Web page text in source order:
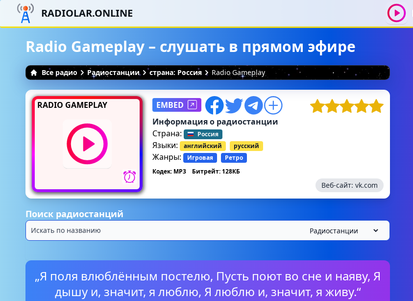
RADIOLAR.ONLINE
Radio Gameplay – слушать в прямом эфире
Все радио Радиостанции страна: Россия Radio Gameplay
RADIO GAMEPLAY
EMBED
Информация о радиостанции
Страна:
Россия
Языки: английский русский
Жанры: Игровая
Ретро
Кодек: MP3
Битрейт: 128КБ
Веб-сайт: vk.com
Поиск радиостанций
„Я поля влюблённым постелю, Пусть поют во сне и наяву, Я
дышу и, значит, я люблю, Я люблю и, значит, я живу.“